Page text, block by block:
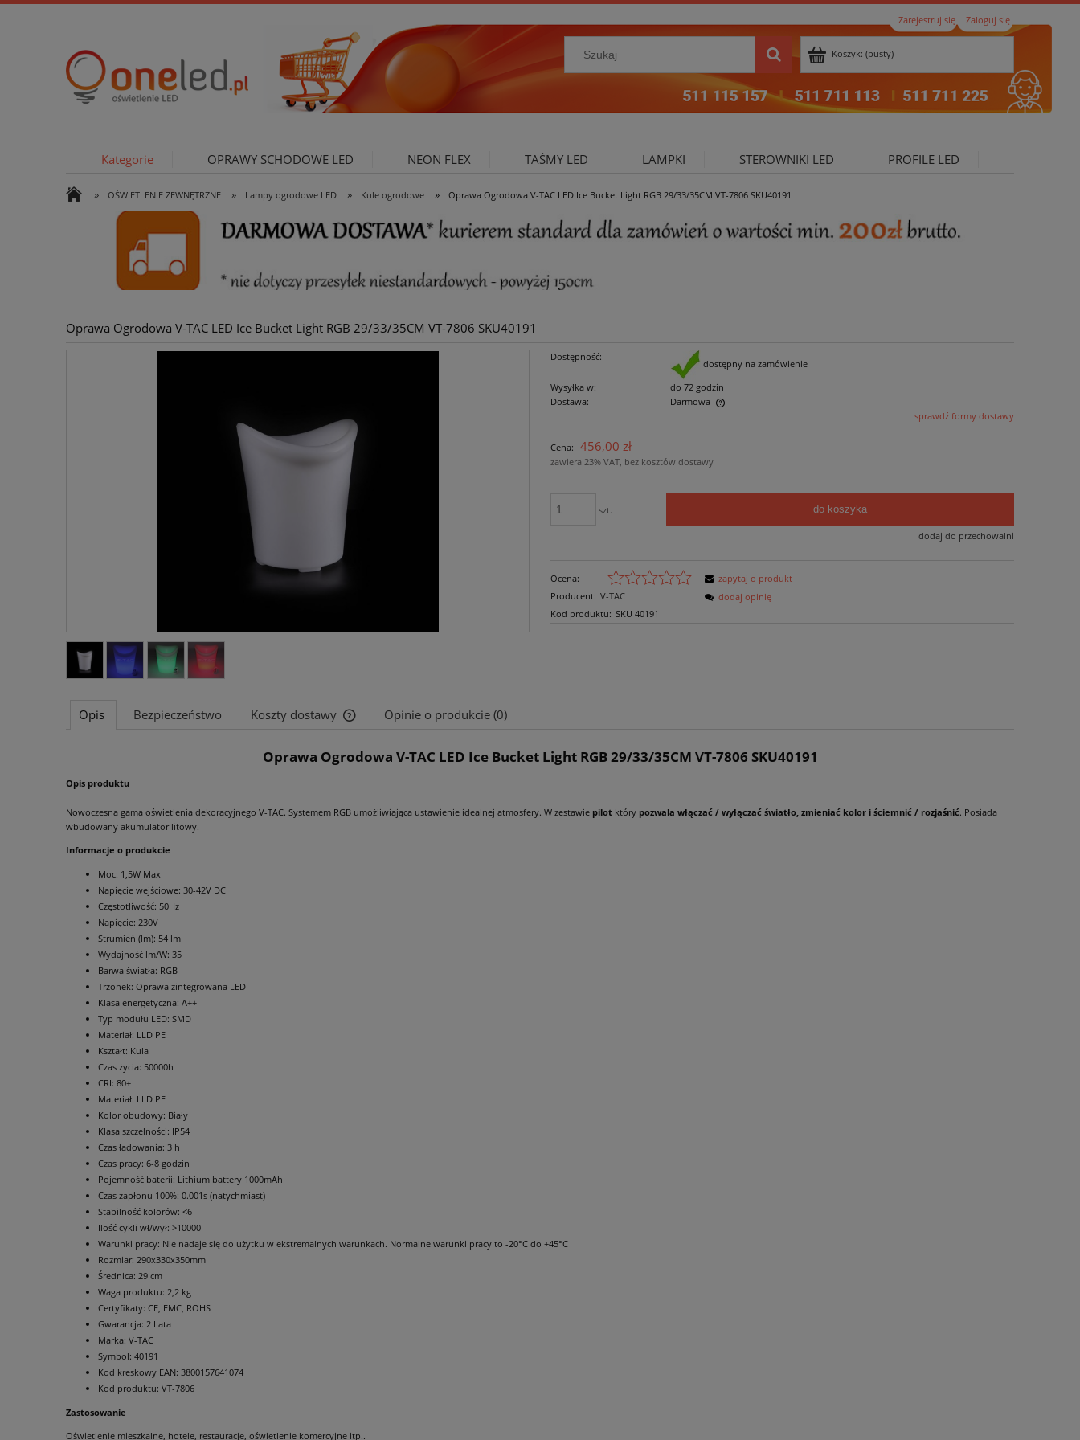
Zarejestruj się Zaloguj się
Koszyk: (pusty)
Kategorie OPRAWY SCHODOWE LED NEON FLEX TAŚMY LED LAMPKI STEROWNIKI LED PROFILE LED
OŚWIETLENIE ZEWNĘTRZNE OŚWIETLENIE DO SALONU
» OŚWIETLENIE ZEWNĘTRZNE » Lampy ogrodowe LED » Kule ogrodowe » Oprawa Ogrodowa V-TAC LED Ice Bucket Light RGB 29/33/35CM VT-7806 SKU40191
Oprawa Ogrodowa V-TAC LED Ice Bucket Light RGB 29/33/35CM VT-7806 SKU40191
Dostępność:
dostępny na zamówienie
Wysyłka w:
do 72 godzin
Dostawa:
Darmowa
płatności
sprawdź formy dostawy
Cena: 456,00 zł
zawiera 23% VAT, bez kosztów dostawy
szt. do koszyka
dodaj do przechowalni
Ocena:
Producent: V-TAC
Kod produktu: SKU 40191
zapytaj o produkt
dodaj opinię
Opis Bezpieczeństwo Koszty dostawy
Cena nie zawiera ewentualnych kosztów
Opinie o produkcie (0)
Oprawa Ogrodowa V-TAC LED Ice Bucket Light RGB 29/33/35CM VT-7806 SKU40191
Opis produktu
Nowoczesna gama oświetlenia dekoracyjnego V-TAC. Systemem RGB umożliwiająca ustawienie idealnej atmosfery. W zestawie pilot który pozwala włączać / wyłączać światło, zmieniać kolor i ściemnić / rozjaśnić. Posiada
wbudowany akumulator litowy.
Informacje o produkcie
Moc: 1,5W Max
Napięcie wejściowe: 30-42V DC
Częstotliwość: 50Hz
Napięcie: 230V
Strumień (lm): 54 lm
Wydajność lm/W: 35
Barwa światła: RGB
Trzonek: Oprawa zintegrowana LED
Klasa energetyczna: A++
Typ modułu LED: SMD
Materiał: LLD PE
Kształt: Kula
Czas życia: 50000h
CRI: 80+
Materiał: LLD PE
Kolor obudowy: Biały
Klasa szczelności: IP54
Czas ładowania: 3 h
Czas pracy: 6-8 godzin
Pojemność baterii: Lithium battery 1000mAh
Czas zapłonu 100%: 0.001s (natychmiast)
Stabilność kolorów: <6
Ilość cykli wł/wył: >10000
Warunki pracy: Nie nadaje się do użytku w ekstremalnych warunkach. Normalne warunki pracy to -20°C do +45°C
Rozmiar: 290x330x350mm
Średnica: 29 cm
Waga produktu: 2,2 kg
Certyfikaty: CE, EMC, ROHS
Gwarancja: 2 Lata
Marka: V-TAC
Symbol: 40191
Kod kreskowy EAN: 3800157641074
Kod produktu: VT-7806
Zastosowanie
Oświetlenie mieszkalne, hotele, restauracje, oświetlenie komercyjne itp..